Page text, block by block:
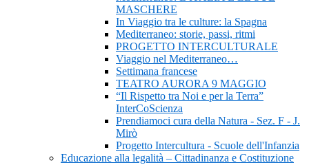
MASCHERE
In Viaggio tra le culture: la Spagna
Mediterraneo: storie, passi, ritmi
PROGETTO INTERCULTURALE
Viaggio nel Mediterraneo…
Settimana francese
TEATRO AURORA 9 MAGGIO
“Il Rispetto tra Noi e per la Terra”
InterCoScienza
Prendiamoci cura della Natura - Sez. F - J.
Mirò
Progetto Intercultura - Scuole dell'Infanzia
Educazione alla legalità – Cittadinanza e Costituzione